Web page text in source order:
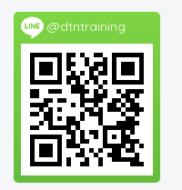
@dtntraining